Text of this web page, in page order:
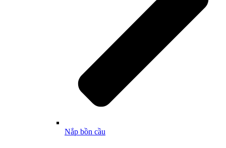
Nắp bồn cầu